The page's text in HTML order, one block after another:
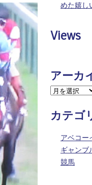
めた嬉し
Views
アーカ
カテゴ
アベコー
ギャンブ
競馬